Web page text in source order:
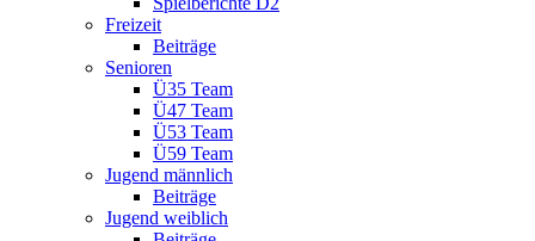
Freizeit
Beiträge
Senioren
Ü35 Team
Ü47 Team
Ü53 Team
Ü59 Team
Jugend männlich
Beiträge
Jugend weiblich